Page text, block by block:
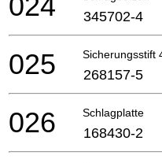
345702-4
Sicherungsstift
025 268157-5
Schlagplatte
026 168430-2